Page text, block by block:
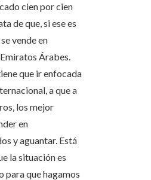
cien por cien
de que, si ese es
vende en
Árabes.
que ir enfocada
a que a
los mejor
en
y aguantar. Está
la situación es
para que hagamos